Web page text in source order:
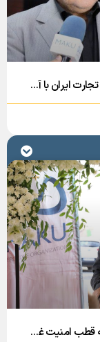
گروسی: منطقه آزاد ماکو می‌تواند محور توسعه تجارت ایران با آفریقا باشد
گروسی: منطقه آزاد ماکو در حال تبدیل شدن به قطب امنیت غذایی کشور است